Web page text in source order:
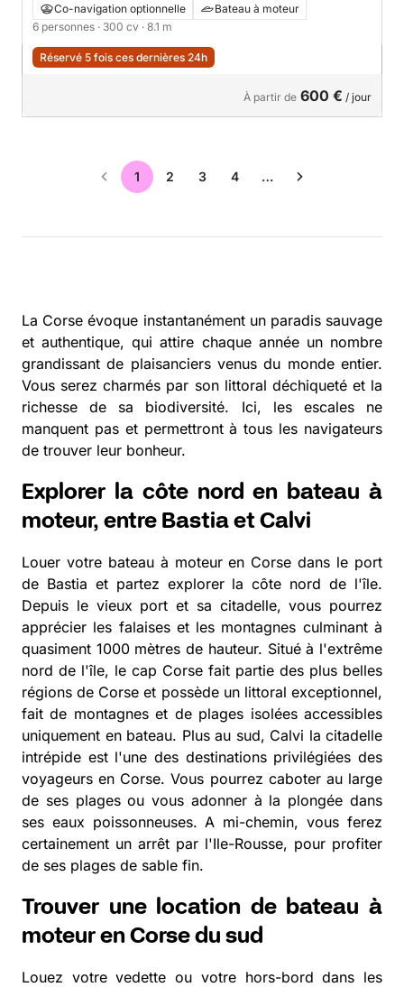
Co-navigation optionnelle
Bateau à moteur
6 personnes · 300 cv · 8.1 m
Réservé 5 fois ces dernières 24h
À partir de 600 € / jour
1 2 3 4 …
La Corse évoque instantanément un paradis sauvage
et authentique, qui attire chaque année un nombre
grandissant de plaisanciers venus du monde entier.
Vous serez charmés par son littoral déchiqueté et la
richesse de sa biodiversité. Ici, les escales ne
manquent pas et permettront à tous les navigateurs
de trouver leur bonheur.
Explorer la côte nord en bateau à
moteur, entre Bastia et Calvi
Louer votre bateau à moteur en Corse dans le port
de Bastia et partez explorer la côte nord de l'île.
Depuis le vieux port et sa citadelle, vous pourrez
apprécier les falaises et les montagnes culminant à
quasiment 1000 mètres de hauteur. Situé à l'extrême
nord de l'île, le cap Corse fait partie des plus belles
régions de Corse et possède un littoral exceptionnel,
fait de montagnes et de plages isolées accessibles
uniquement en bateau. Plus au sud, Calvi la citadelle
intrépide est l'une des destinations privilégiées des
voyageurs en Corse. Vous pourrez caboter au large
de ses plages ou vous adonner à la plongée dans
ses eaux poissonneuses. A mi-chemin, vous ferez
certainement un arrêt par l'Ile-Rousse, pour profiter
de ses plages de sable fin.
Trouver une location de bateau à
moteur en Corse du sud
Louez votre vedette ou votre hors-bord dans les